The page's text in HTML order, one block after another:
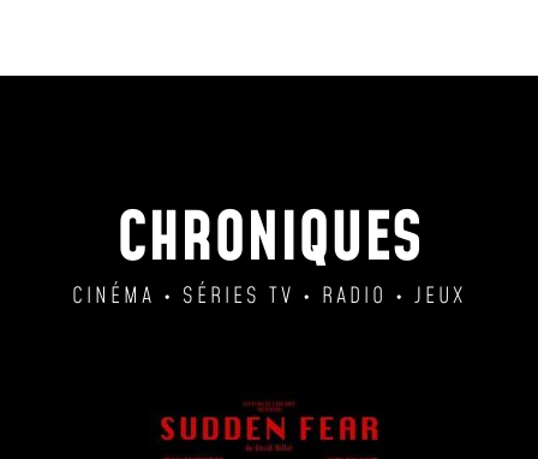
CHRONIQUES
CINÉMA • SÉRIES TV • RADIO • JEUX